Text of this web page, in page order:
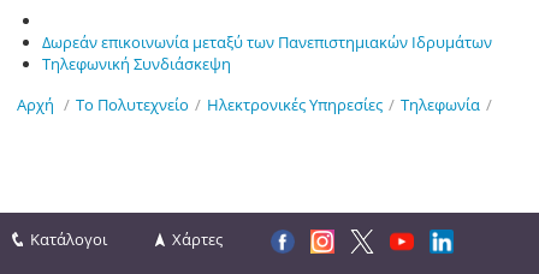
Δωρεάν επικοινωνία μεταξύ των Πανεπιστημιακών Ιδρυμάτων
Τηλεφωνική Συνδιάσκεψη
Αρχή / Το Πολυτεχνείο / Ηλεκτρονικές Υπηρεσίες / Τηλεφωνία /
Κατάλογοι Χάρτες